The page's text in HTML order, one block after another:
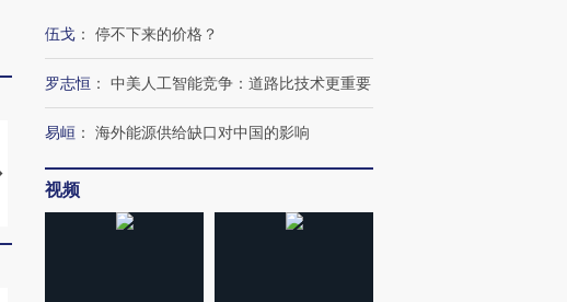
视线｜“入侵”还是“人道危
机”？难民潮撕裂西班牙
飞地休达
湖北宜昌局部短时降雨
4000人
哈尔滨遭遇短时极端强降
米
伍戈 ： 停不下来的价格？
罗志恒 ： 中美人工智能竞争：道路比技术更重要
易峘 ： 海外能源供给缺口对中国的影响
视频